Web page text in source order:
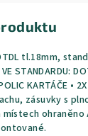
tl.18mm,
STANDARDU:
KARTÁČE •
zásuvky s
ohraněno